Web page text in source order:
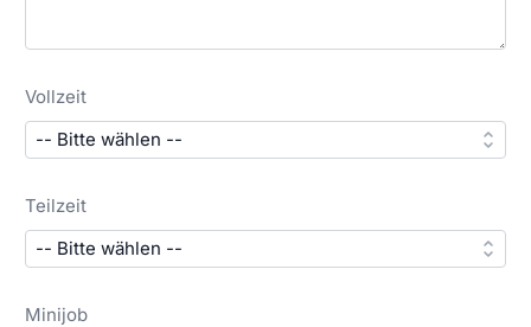
Vollzeit
Teilzeit
Minijob